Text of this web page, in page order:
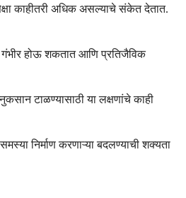
काहीतरी अधिक असल्याचे संकेत देतात.
गंभीर होऊ शकतात आणि प्रतिजैविक
टाळण्यासाठी या लक्षणांचे काही
निर्माण करणाऱ्या बदलण्याची शक्यता